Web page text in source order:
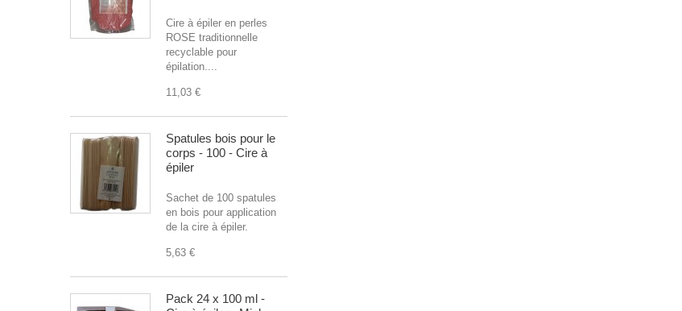
Cire à épiler en perles
ROSE traditionnelle
recyclable pour
épilation....
11,03 €
Spatules bois pour le
corps - 100 - Cire à
épiler
Sachet de 100 spatules
en bois pour application
de la cire à épiler.
5,63 €
Pack 24 x 100 ml -